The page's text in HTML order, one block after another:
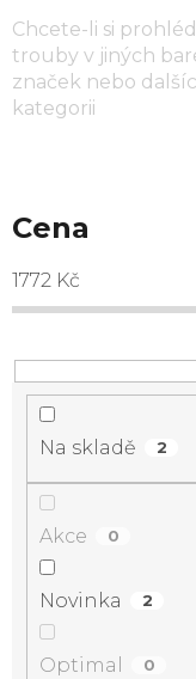
Chcete-li si
trouby v jiných
značek nebo
kategorii
Cena
1772 Kč
Na skladě 2
Akce 0
Novinka 2
Optimal 0